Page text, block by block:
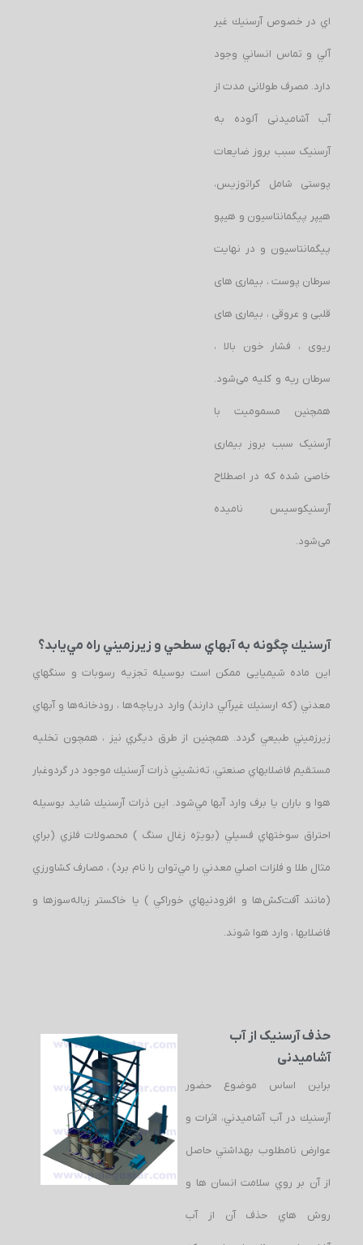
اي در خصوص آرسنيك غير
آلي و تماس انساني وجود
دارد. مصرف طولانی مدت از
آب آشامیدنی آلوده به
آرسنیک سبب بروز ضایعات
پوستی شامل كراتوزيس،
هيپر پيگمانتاسيون و هيپو
پيگمانتاسيون و در نهايت
سرطان پوست ، بیماری های
قلبی و عروقی ، بیماری های
ریوی ، فشار خون بالا ،
سرطان ریه و کلیه می‌شود.
همچنین مسمومیت با
آرسنیک سبب بروز بیماری
خاصی شده که در اصطلاح
آرسنیکوسیس نامیده
می‌شود.
آرسنيك چگونه به آبهاي سطحي و زيرزميني راه مي‌يابد؟
این ماده شیمیایی ممكن است بوسيله تجزيه رسوبات و سنگهاي
معدني (كه ارسنيك غيرآلي دارند) وارد درياچه‌ها ، رودخانه‌ها و آبهاي
زيرزميني طبيعي گردد. همچنین از طرق ديگري نيز ، همچون تخليه
مستقيم فاضلابهاي صنعتي، ته‌نشيني ذرات آرسنيك موجود در گردوغبار
هوا و باران يا برف وارد آبها مي‌شود. اين ذرات آرسنيك شايد بوسيله
احتراق سوختهاي فسيلي (بويژه زغال سنگ ) محصولات فلزي (براي
مثال طلا و فلزات اصلي معدني را مي‌توان را نام برد) ، مصارف كشاورزي
(مانند آفت‌كش‌ها و افزودنيهاي خوراكي ) يا خاكستر زباله‌سوزها و
فاضلابها ، وارد هوا شوند.
حذف آرسنیک از آب
آشامیدنی
براین اساس موضوع حضور
آرسنيك در آب آشاميدني، اثرات و
عوارض نامطلوب بهداشتي حاصل
از آن بر روي سلامت انسان ها و
روش هاي حذف آن از آب